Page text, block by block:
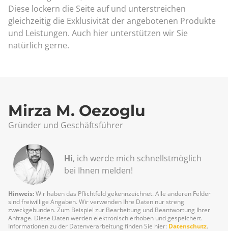
Diese lockern die Seite auf und unterstreichen
gleichzeitig die Exklusivität der angebotenen Produkte
und Leistungen. Auch hier unterstützen wir Sie
natürlich gerne.
Mirza M. Oezoglu
Gründer und Geschäftsführer
Hi, ich werde mich schnellst­möglich
bei Ihnen melden!
Hinweis:Wir haben das Pflichtfeld gekennzeichnet. Alle anderen Felder
sind freiwillige Angaben. Wir verwenden Ihre Daten nur streng
zweckgebunden. Zum Beispiel zur Bearbeitung und Beantwortung Ihrer
Anfrage. Diese Daten werden elektronisch erhoben und gespeichert.
Informationen zu der Datenverarbeitung finden Sie hier: Datenschutz.